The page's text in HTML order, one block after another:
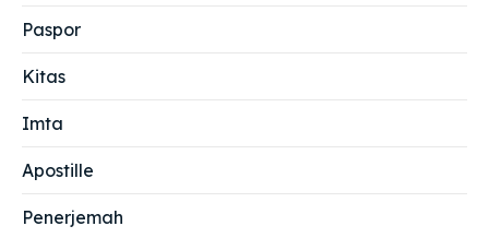
Paspor
Kitas
Imta
Apostille
Penerjemah